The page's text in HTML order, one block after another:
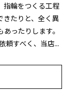
指輪をつくる工程
きたりと、全く異
ったりします。
頼すべく、当店...